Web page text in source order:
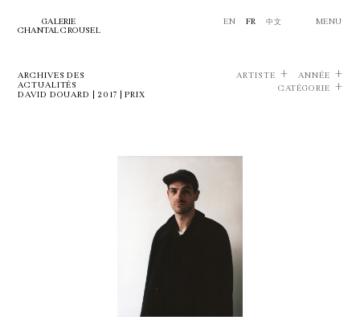
GALERIE
CHANTAL CROUSEL
EN FR 中文 MENU
ARCHIVES DES
ACTUALITÉS
DAVID DOUARD | 2017 | PRIX
ARTISTE
ANNÉE
CATÉGORIE